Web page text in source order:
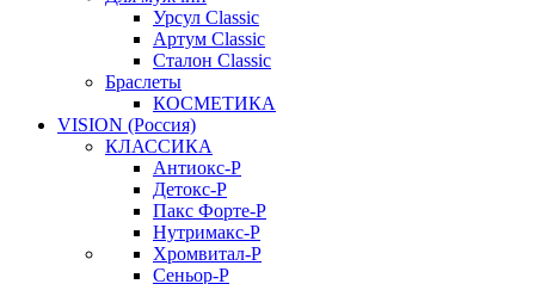
Урсул Classic
Артум Classic
Сталон Classic
Браслеты
КОСМЕТИКА
VISION (Россия)
КЛАССИКА
Антиокс-Р
Детокс-Р
Пакс Форте-Р
Нутримакс-Р
Хромвитал-Р
Сеньор-Р